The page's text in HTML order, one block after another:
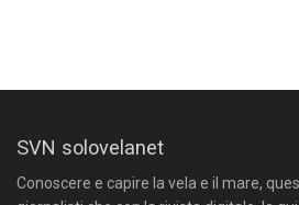
SVN solovelanet
Conoscere e capire la vela e il mare,